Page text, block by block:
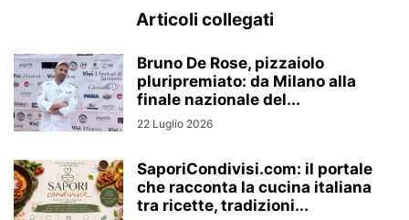
Articoli collegati
Bruno De Rose, pizzaiolo
pluripremiato: da Milano alla
finale nazionale del...
22 Luglio 2026
SaporiCondivisi.com: il portale
che racconta la cucina italiana
tra ricette, tradizioni...